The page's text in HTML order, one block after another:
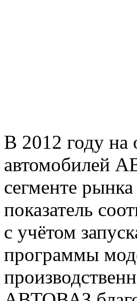
В 2012 году на
автомобилей
сегменте
показатель
с учётом
программы